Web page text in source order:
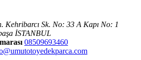
Kehribarcı Sk. No: 33 A Kapı No: 1
İSTANBUL
08509693460